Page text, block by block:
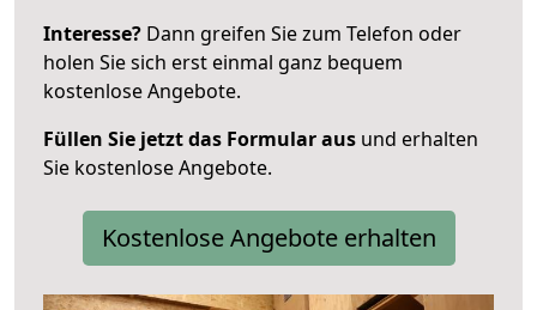
Interesse? Dann greifen Sie zum Telefon oder
holen Sie sich erst einmal ganz bequem
kostenlose Angebote.
Füllen Sie jetzt das Formular aus und erhalten
Sie kostenlose Angebote.
Kostenlose Angebote erhalten